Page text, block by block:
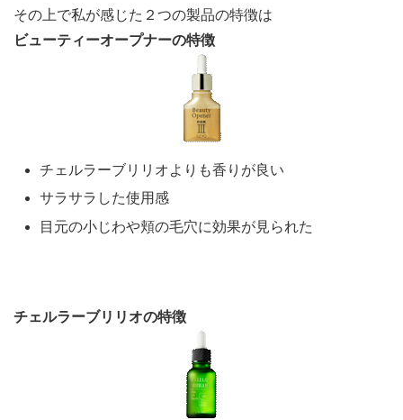
その上で私が感じた２つの製品の特徴は
ビューティーオープナーの特徴
チェルラーブリリオよりも香りが良い
サラサラした使用感
目元の小じわや頬の毛穴に効果が見られた
チェルラーブリリオの特徴